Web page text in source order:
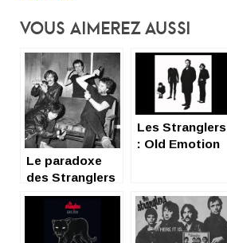
Vous Aimerez Aussi
Le paradoxe
des Stranglers
Les Stranglers
: Old Emotion